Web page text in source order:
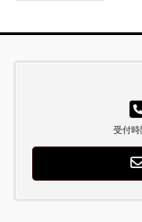
受付